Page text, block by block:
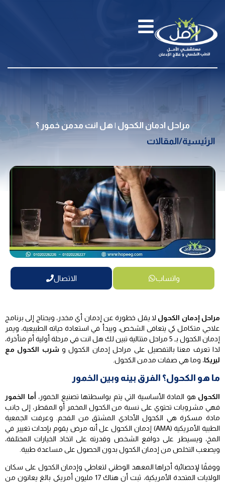
مراحل ادمان الكحول | هل انت مدمن خمور ؟
الرئيسية/المقالات
واتساب الاتصال
مراحل إدمان الكحول لا يقل خطورة عن إدمان أي مخدر، ويحتاج إلى برنامج
علاجي متكامل كي يتعافى الشخص، ويبدأ في استعادة حياته الطبيعية، ويمر
إدمان الكحول بـ 5 مراحل متتالية تبين لك هل انت في مرحلة أولية أم متأخرة،
لذا تعرف معنا بالتفصيل على مراحل إدمان الكحول و شرب الكحول مع
ليريكا، وما هي صفات مدمن الكحول.
ما هو الكحول؟ الفرق بينه وبين الخمور
الكحول هو المادة الأساسية التي يتم بواسطتها تصنيع الخمور، أما الخمور
فهي مشروبات تحتوي على نسبة من الكحول المخمر أو المقطر، إلى جانب
مادة مسكرة هي الكحول الأحادي المشتق من الفحم. وعرفت الجمعية
الطبية الأمريكية (AMA) إدمان الكحول عل أنه مرض يقوم بإحداث تغيير في
المخ، ويسيطر على دوافع الشخص وقدرته على اتخاذ الخيارات المختلفة،
ويصعب التخلص من إدمان الكحول بدون الحصول على مساعدة طبية.
ووفقًا لإحصائية أجراها المعهد الوطني لتعاطي وإدمان الكحول على سكان
الولايات المتحدة الأمريكية، ثبت أن هناك 17 مليون أمريكي بالغ يعانون من